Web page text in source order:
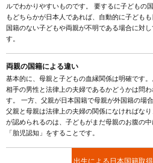
ルでわかりやすいものです。 要するに子どもの
もどちらかが日本人であれば、自動的に子ども
国籍のない子どもや両親が不明である場合に対
す。
両親の国籍による違い
基本的に、母親と子どもの血縁関係は明確です
相手の男性と法律上の夫婦であるかどうかは問
す。 一方、父親が日本国籍で母親が外国籍の場
父親と母親は法律上の夫婦の関係になければな
が認められるのは、子どもがまだ母親のお腹の
「胎児認知」をすることです。
出生による日本国籍取